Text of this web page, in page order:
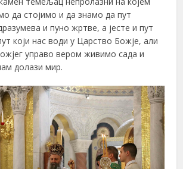
да стојимо и да знамо да пут
и пуно жртве, а јесте и пут
који нас води у Царство Божје, али
управо вером живимо сада и
долази мир.